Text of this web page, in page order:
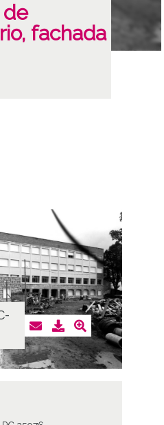
de
fachada